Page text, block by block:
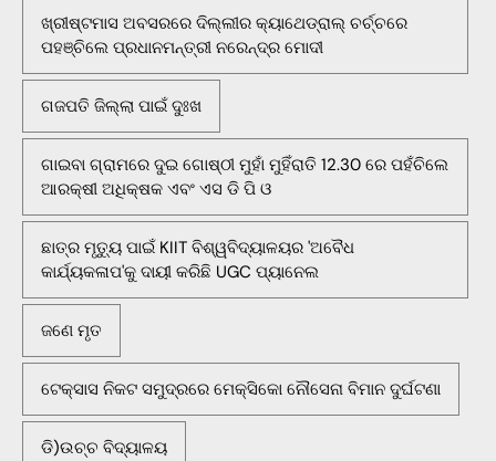
ଖ୍ରୀଷ୍ଟମାସ ଅବସରରେ ଦିଲ୍ଲୀର କ୍ୟାଥେଡ୍ରାଲ୍ ଚର୍ଚ୍ଚରେ
ପହଞ୍ଚିଲେ ପ୍ରଧାନମନ୍ତ୍ରୀ ନରେନ୍ଦ୍ର ମୋଦୀ
ଗଜପତି ଜିଲ୍ଲା ପାଇଁ ଦୁଃଖ
ଗାଇବା ଗ୍ରାମରେ ଦୁଇ ଗୋଷ୍ଠୀ ମୁହାଁ ମୁହିଁରାତି 12.30 ରେ ପହଁଚିଲେ
ଆରକ୍ଷୀ ଅଧିକ୍ଷକ ଏବଂ ଏସ ଡି ପି ଓ
ଛାତ୍ର ମୃତ୍ୟୁ ପାଇଁ KIIT ବିଶ୍ୱବିଦ୍ୟାଳୟର 'ଅବୈଧ
କାର୍ଯ୍ୟକଳାପ'କୁ ଦାୟୀ କରିଛି UGC ପ୍ୟାନେଲ
ଜଣେ ମୃତ
ଟେକ୍ସାସ ନିକଟ ସମୁଦ୍ରରେ ମେକ୍ସିକୋ ନୌସେନା ବିମାନ ଦୁର୍ଘଟଣା
ଡି)ଉଚ୍ଚ ବିଦ୍ୟାଳୟ